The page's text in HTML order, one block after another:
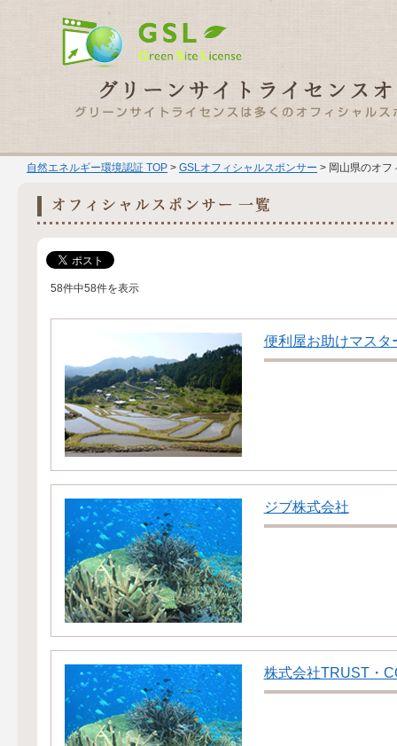
自然エネルギー環境認証 TOP > GSLオフィシャルスポンサー > 岡山県のオフ
58件中58件を表示
便利屋お助けマスタ
ジブ株式会社
株式会社TRUST・